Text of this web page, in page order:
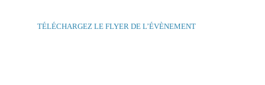
TÉLÉCHARGEZ LE FLYER DE L’ÉVÈNEMENT